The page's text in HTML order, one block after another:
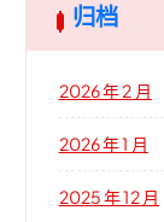
归档
2026 年 2 月
2026 年 1 月
2025 年 12 月